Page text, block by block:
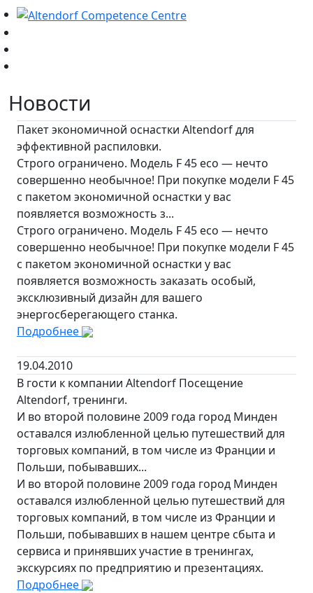
Новости
Пакет экономичной оснастки Altendorf для
эффективной распиловки.
Строго ограничено. Модель F 45 eco — нечто
совершенно необычное! При покупке модели F 45
с пакетом экономичной оснастки у вас
появляется возможность з...
Строго ограничено. Модель F 45 eco — нечто
совершенно необычное! При покупке модели F 45
с пакетом экономичной оснастки у вас
появляется возможность заказать особый,
эксклюзивный дизайн для вашего
энергосберегающего станка.
Подробнее
19.04.2010
В гости к компании Altendorf Посещение
Altendorf, тренинги.
И во второй половине 2009 года город Минден
оставался излюбленной целью путешествий для
торговых компаний, в том числе из Франции и
Польши, побывавших...
И во второй половине 2009 года город Минден
оставался излюбленной целью путешествий для
торговых компаний, в том числе из Франции и
Польши, побывавших в нашем центре сбыта и
сервиса и принявших участие в тренингах,
экскурсиях по предприятию и презентациях.
Подробнее